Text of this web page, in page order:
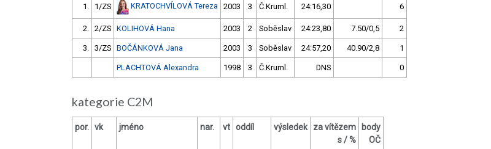
1. 1/ZS KRATOCHVÍLOVÁ Tereza 2003 3 Č.Kruml. 24:16,30 6
2. 2/ZS KOLIHOVÁ Hana 2003 2 Soběslav 24:23,80 7.50/0,5 2
3. 3/ZS BOČÁNKOVÁ Jana 2003 3 Soběslav 24:57,20 40.90/2,8 1
PLACHTOVÁ Alexandra 1998 3 Č.Kruml. DNS 0
kategorie C2M
por. vk jméno nar. vt oddíl výsledek
za vítězem
s / %
body
OČ